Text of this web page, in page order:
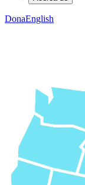
DonaEnglish